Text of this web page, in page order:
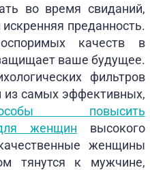
во время свиданий,
искренняя преданность.
качеств в
ваше будущее.
фильтров
из самых эффективных,
повысить
женщин высокого
женщины
тянутся к мужчине,